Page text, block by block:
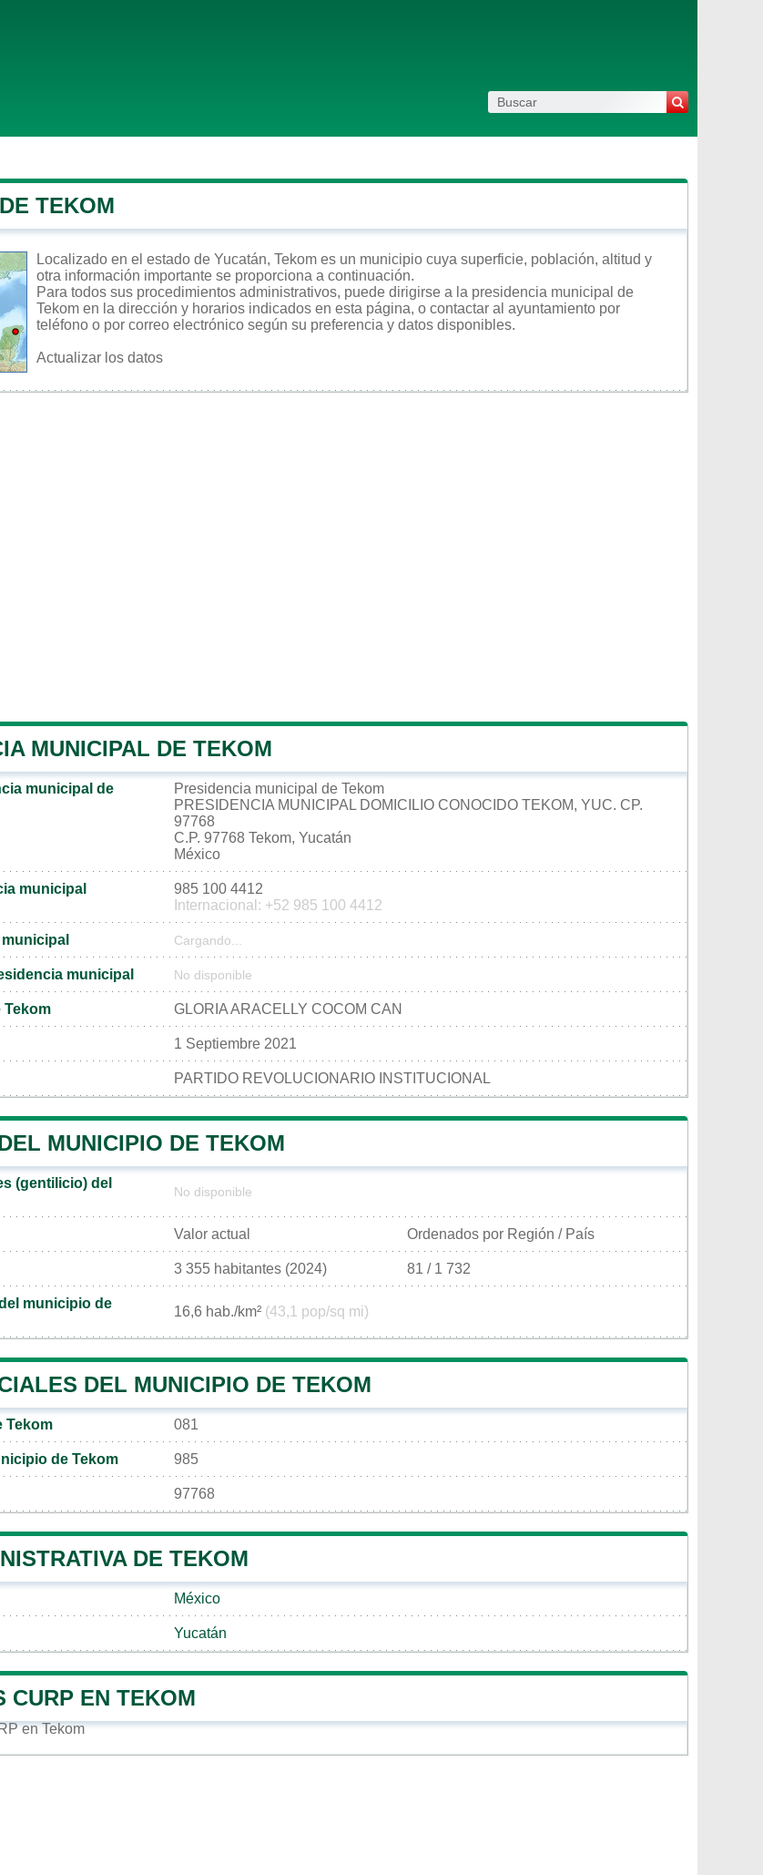
TEKOM
Localizado en el estado de Yucatán, Tekom es un municipio cuya superficie, población, altitud y
otra información importante se proporciona a continuación.
Para todos sus procedimientos administrativos, puede dirigirse a la presidencia municipal de
Tekom en la dirección y horarios indicados en esta página, o contactar al ayuntamiento por
teléfono o por correo electrónico según su preferencia y datos disponibles.
Actualizar los datos
MUNICIPAL DE TEKOM
municipal de
Presidencia municipal de Tekom
PRESIDENCIA MUNICIPAL DOMICILIO CONOCIDO TEKOM, YUC. CP.
97768
C.P. 97768 Tekom, Yucatán
México
municipal
985 100 4412
Internacional: +52 985 100 4412
Cargando...
municipal No disponible
Tekom GLORIA ARACELLY COCOM CAN
1 Septiembre 2021
PARTIDO REVOLUCIONARIO INSTITUCIONAL
MUNICIPIO DE TEKOM
(gentilicio) del
No disponible
Valor actual Ordenados por Región / País
3 355 habitantes (2024) 81 / 1 732
municipio de
16,6 hab./km² (43,1 pop/sq mi)
DEL MUNICIPIO DE TEKOM
Tekom 081
de Tekom 985
97768
DE TEKOM
México
Yucatán
CURP EN TEKOM
en Tekom